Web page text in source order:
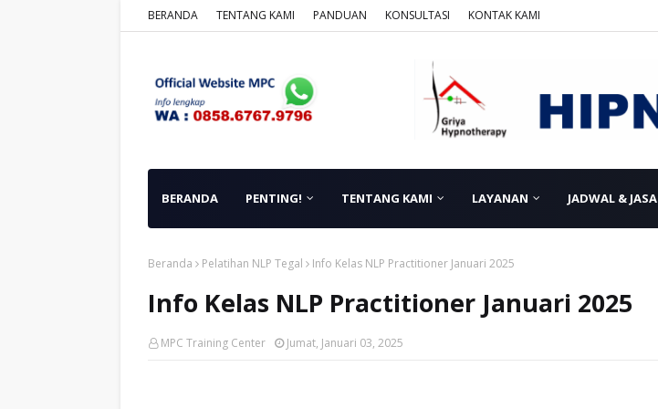
BERANDA TENTANG KAMI PANDUAN KONSULTASI KONTAK KAMI
BERANDA PENTING! TENTANG KAMI LAYANAN JADWAL & JASA
Beranda Pelatihan NLP Tegal Info Kelas NLP Practitioner Januari 2025
Info Kelas NLP Practitioner Januari 2025
MPC Training Center Jumat, Januari 03, 2025